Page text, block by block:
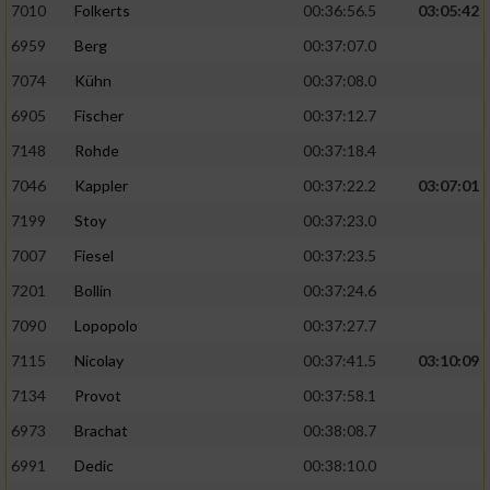
7010
Folkerts 00:36:56.5
03:05:42
6959
Berg
00:37:07.0
7074
Kühn
00:37:08.0
6905
Fischer
00:37:12.7
7148
Rohde
00:37:18.4
7046
Kappler 00:37:22.2
03:07:01
7199
Stoy
00:37:23.0
7007
Fiesel
00:37:23.5
7201
Bollin
00:37:24.6
7090
Lopopolo
00:37:27.7
7115
Nicolay 00:37:41.5
03:10:09
7134
Provot
00:37:58.1
6973
Brachat
00:38:08.7
6991
Dedic
00:38:10.0